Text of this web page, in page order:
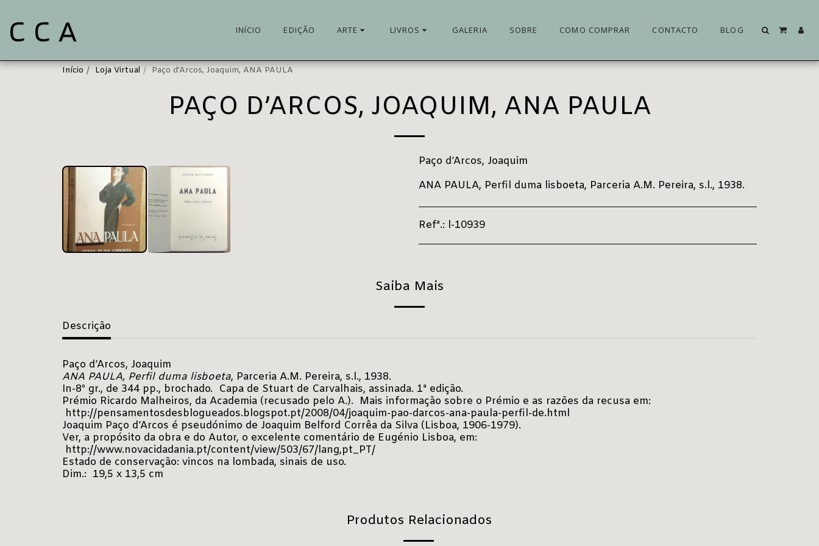
C C A INÍCIO EDIÇÃO ARTE LIVROS GALERIA SOBRE COMO COMPRAR CONTACTO BLOG
Início Loja Virtual Paço d’Arcos, Joaquim, ANA PAULA
PAÇO D’ARCOS, JOAQUIM, ANA PAULA
VENDIDO
Paço d’Arcos, Joaquim
ANA PAULA, Perfil duma lisboeta, Parceria A.M. Pereira, s.l., 1938.
Refª.: l-10939
Saiba Mais
Descrição
Paço d’Arcos, Joaquim
ANA PAULA, Perfil duma lisboeta, Parceria A.M. Pereira, s.l., 1938.
In-8º gr., de 344 pp., brochado. Capa de Stuart de Carvalhais, assinada. 1ª edição.
Prémio Ricardo Malheiros, da Academia (recusado pelo A.). Mais informação sobre o Prémio e as razões da recusa em:
http://pensamentosdesblogueados.blogspot.pt/2008/04/joaquim-pao-darcos-ana-paula-perfil-de.html
Joaquim Paço d’Arcos é pseudónimo de Joaquim Belford Corrêa da Silva (Lisboa, 1906-1979).
Ver, a propósito da obra e do Autor, o excelente comentário de Eugénio Lisboa, em:
http://www.novacidadania.pt/content/view/503/67/lang,pt_PT/
Estado de conservação: vincos na lombada, sinais de uso.
Dim.: 19,5 x 13,5 cm
Produtos Relacionados